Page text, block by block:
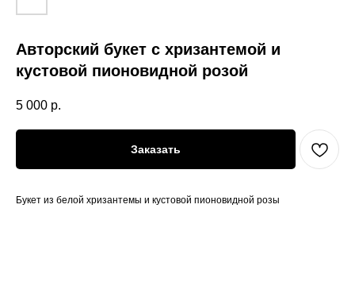
Авторский букет с хризантемой и
кустовой пионовидной розой
5 000 р.
Заказать
Букет из белой хризантемы и кустовой пионовидной розы